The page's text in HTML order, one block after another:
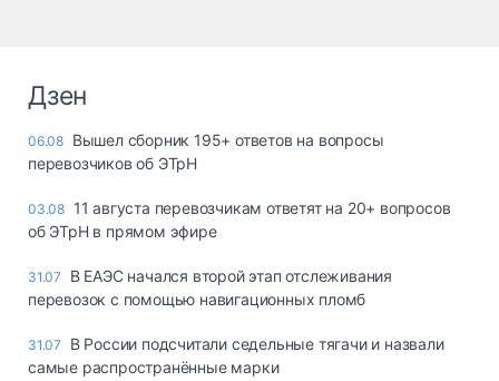
Дзен
06.08 Вышел сборник 195+ ответов на вопросы
перевозчиков об ЭТрН
03.08 11 августа перевозчикам ответят на 20+ вопросов
об ЭТрН в прямом эфире
31.07
В ЕАЭС начался второй этап отслеживания
перевозок с помощью навигационных пломб
31.07
В России подсчитали седельные тягачи и назвали
самые распространённые марки